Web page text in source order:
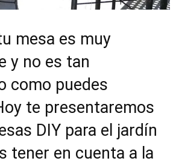
mesa es muy
y no es tan
como puedes
te presentaremos
DIY para el jardín
tener en cuenta a la